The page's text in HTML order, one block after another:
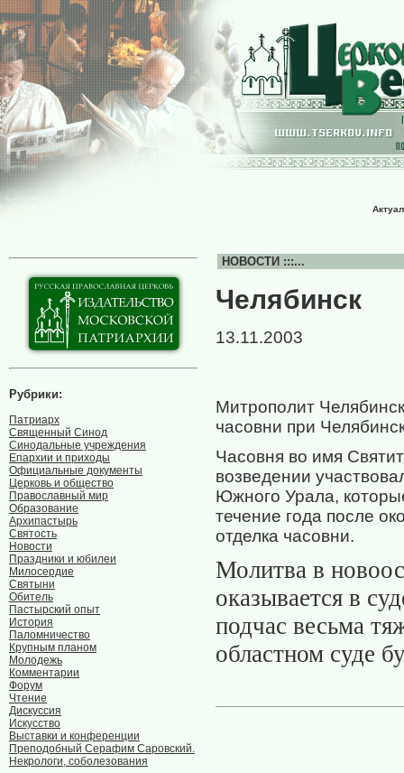
Рубрики:
Патриарх
Священный Синод
Синодальные учреждения
Епархии и приходы
Официальные документы
Церковь и общество
Православный мир
Образование
Архипастырь
Святость
Новости
Праздники и юбилеи
Милосердие
Святыни
Обитель
Пастырский опыт
История
Паломничество
Крупным планом
Молодежь
Комментарии
Форум
Чтение
Дискуссия
Искусство
Выставки и конференции
Преподобный Серафим Саровский.
Некрологи, соболезования
НОВОСТИ :::...
Челябинск
13.11.2003
Митрополит
часовни при
Часовня во имя
возведении
Южного Урала,
течение года после
отделка часовни.
Молитва в
оказывается в
подчас весьма
областном суде